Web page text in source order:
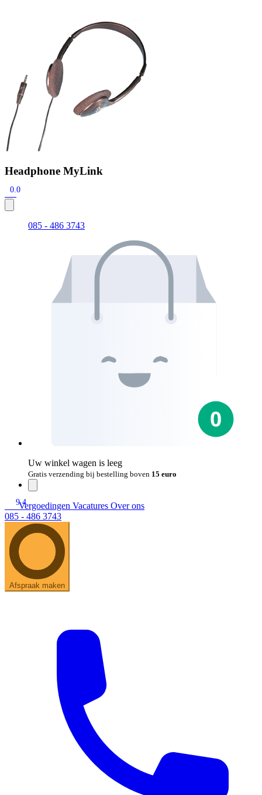
Signia hoortoestellen
Signia Pure BCT IX
Audio Service R LI 7
Hoortoestelbatterijen
Filters
Onderhoudsartikelen
Signia Active Mini IX - Oplaadbaar
De Signia Active Mini IX is het nieuwste hoortoestel van Signia.
Bekijk
Headphone MyLink
0.0
085 - 486 3743
Uw winkel wagen is leeg
Gratis verzending bij bestelling boven 15 euro
9.4
Vergoedingen Vacatures Over ons
085 - 486 3743
Afspraak maken